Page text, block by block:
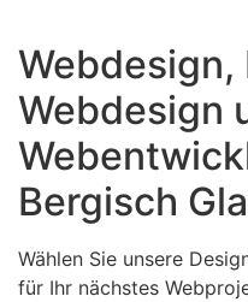
Webdesign
Bergisch
Wählen Sie unsere
für Ihr nächstes